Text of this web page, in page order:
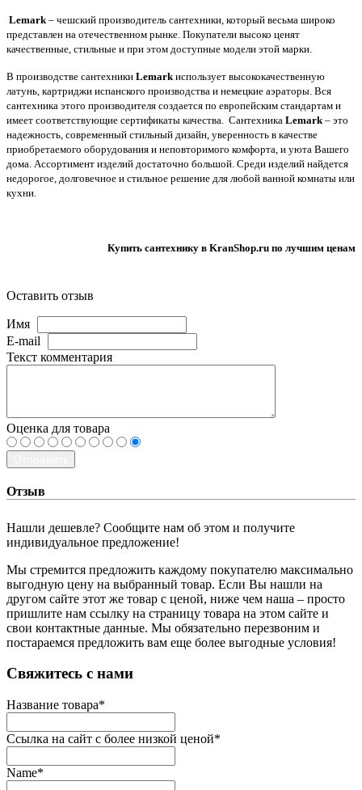
Lemark – чешский производитель сантехники, который весьма широко
представлен на отечественном рынке. Покупатели высоко ценят
качественные, стильные и при этом доступные модели этой марки.
В производстве сантехники Lemark использует высококачественную
латунь, картриджи испанского производства и немецкие аэраторы. Вся
сантехника этого производителя создается по европейским стандартам и
имеет соответствующие сертификаты качества. Сантехника Lemark – это
надежность, современный стильный дизайн, уверенность в качестве
приобретаемого оборудования и неповторимого комфорта, и уюта Вашего
дома. Ассортимент изделий достаточно большой. Среди изделий найдется
недорогое, долговечное и стильное решение для любой ванной комнаты или
кухни.
Купить сантехнику в KranShop.ru по лучшим ценам
Оставить отзыв
Имя
E-mail
Текст комментария
Оценка для товара
Отзыв
Нашли дешевле? Сообщите нам об этом и получите
индивидуальное предложение!
Мы стремится предложить каждому покупателю максимально
выгодную цену на выбранный товар. Если Вы нашли на
другом сайте этот же товар с ценой, ниже чем наша – просто
пришлите нам ссылку на страницу товара на этом сайте и
свои контактные данные. Мы обязательно перезвоним и
постараемся предложить вам еще более выгодные условия!
­Свяжитесь с нами
Название товара*
Ссылка на сайт с более низкой ценой*
Name*